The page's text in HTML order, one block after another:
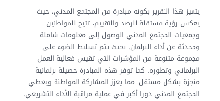
يتميز هذا التقرير بكونه مبادرة من المجتمع المدني، حيث
يعكس رؤية مستقلة للرصد والتقييم، تتيح للمواطنين
وجمعيات المجتمع المدني الوصول إلى معلومات شاملة
ومحدثة عن أداء البرلمان. بحيث يتم تسليط الضوء على
مجموعة متنوعة من المؤشرات التي تقيس فعالية العمل
البرلماني وتطوره. كما توفر هذه المبادرة حصيلة برلمانية
منجزة بشكل مستقل، مما يعزز المشاركة المواطنة ويعطي
المجتمع المدني دورا أكبر في عملية مراقبة الأداء التشريعي.